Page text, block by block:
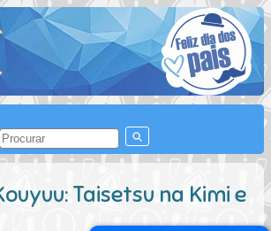
Taisetsu na Kimi e